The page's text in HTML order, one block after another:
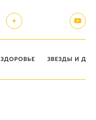
ЗДОРОВЬЕ ЗВЕЗДЫ И